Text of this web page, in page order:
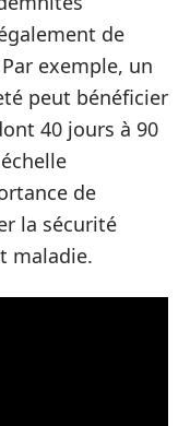
de
exemple, un
peut bénéficier
40 jours à 90
de
la sécurité
maladie.